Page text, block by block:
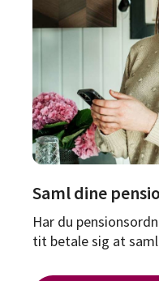
Saml dine
Har du
tit betale sig at